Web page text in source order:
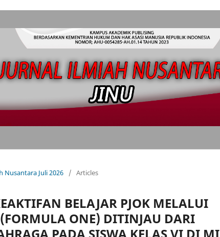
Nusantara Juli 2026 / Articles
BELAJAR PJOK MELALUI
ONE) DITINJAU DARI
PADA SISWA KELAS VI DI MI